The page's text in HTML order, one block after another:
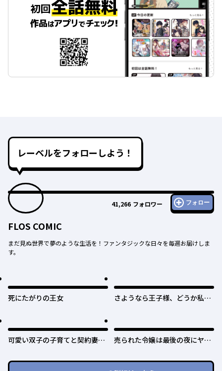
レーベルをフォローしよう！
41,266 フォロワー フォロー
FLOS COMIC
まだ見ぬ世界で夢のような生活を！ファンタジックな日々を毎週お届けしま
す。
死にたがりの王女
さようなら王子様、どうか私の
可愛い双子の子育てと契約妻は
売られた令嬢は最後の夜にヤリ
ていると、迎えに来たのは激重